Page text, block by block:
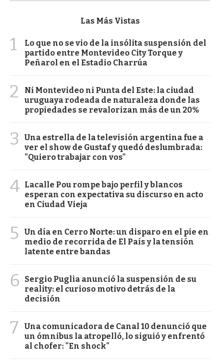
Las Más Vistas
1
Lo que no se vio de la insólita suspensión del
partido entre Montevideo City Torque y
Peñarol en el Estadio Charrúa
2
Ni Montevideo ni Punta del Este: la ciudad
uruguaya rodeada de naturaleza donde las
propiedades se revalorizan más de un 20%
3
Una estrella de la televisión argentina fue a
ver el show de Gustaf y quedó deslumbrada:
"Quiero trabajar con vos"
4 Lacalle Pou rompe bajo perfil y blancos
esperan con expectativa su discurso en acto
en Ciudad Vieja
5
Un día en Cerro Norte: un disparo en el pie en
medio de recorrida de El País y la tensión
latente entre bandas
6
Sergio Puglia anunció la suspensión de su
reality: el curioso motivo detrás de la
decisión
7
Una comunicadora de Canal 10 denunció que
un ómnibus la atropelló, lo siguió y enfrentó
al chofer: "En shock"